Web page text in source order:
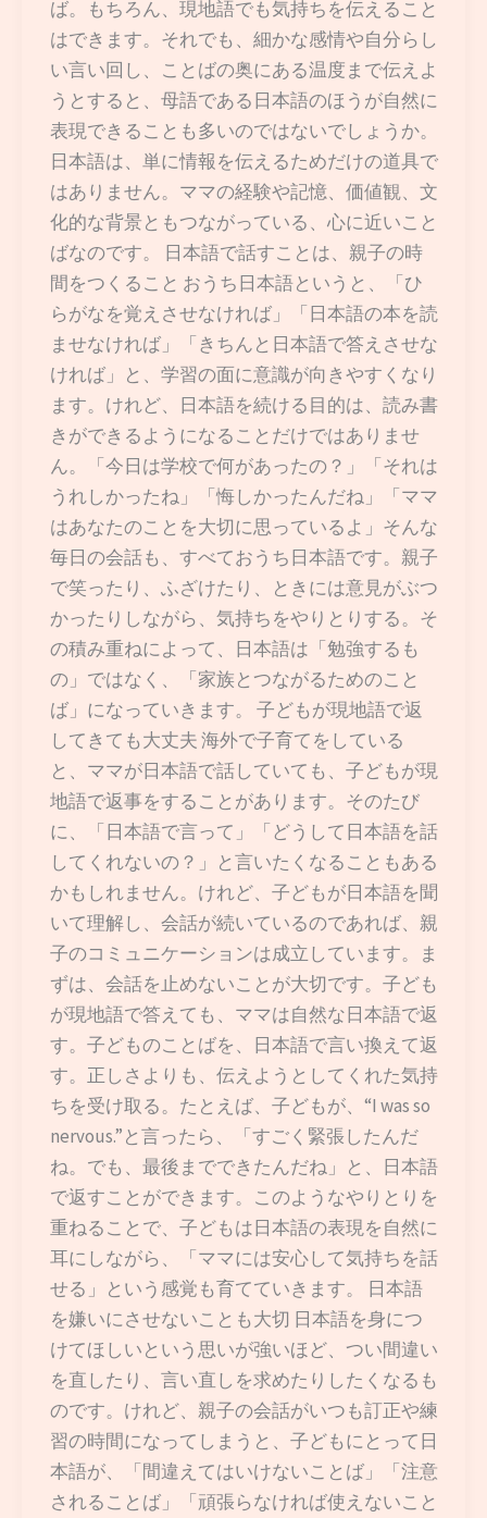
ば。もちろん、現地語でも気持ちを伝えること
はできます。それでも、細かな感情や自分らし
い言い回し、ことばの奥にある温度まで伝えよ
うとすると、母語である日本語のほうが自然に
表現できることも多いのではないでしょうか。
日本語は、単に情報を伝えるためだけの道具で
はありません。ママの経験や記憶、価値観、文
化的な背景ともつながっている、心に近いこと
ばなのです。 日本語で話すことは、親子の時
間をつくること おうち日本語というと、「ひ
らがなを覚えさせなければ」「日本語の本を読
ませなければ」「きちんと日本語で答えさせな
ければ」と、学習の面に意識が向きやすくなり
ます。けれど、日本語を続ける目的は、読み書
きができるようになることだけではありませ
ん。「今日は学校で何があったの？」「それは
うれしかったね」「悔しかったんだね」「ママ
はあなたのことを大切に思っているよ」そんな
毎日の会話も、すべておうち日本語です。親子
で笑ったり、ふざけたり、ときには意見がぶつ
かったりしながら、気持ちをやりとりする。そ
の積み重ねによって、日本語は「勉強するも
の」ではなく、「家族とつながるためのこと
ば」になっていきます。 子どもが現地語で返
してきても大丈夫 海外で子育てをしている
と、ママが日本語で話していても、子どもが現
地語で返事をすることがあります。そのたび
に、「日本語で言って」「どうして日本語を話
してくれないの？」と言いたくなることもある
かもしれません。けれど、子どもが日本語を聞
いて理解し、会話が続いているのであれば、親
子のコミュニケーションは成立しています。ま
ずは、会話を止めないことが大切です。子ども
が現地語で答えても、ママは自然な日本語で返
す。子どものことばを、日本語で言い換えて返
す。正しさよりも、伝えようとしてくれた気持
ちを受け取る。たとえば、子どもが、“I was so
nervous.”と言ったら、「すごく緊張したんだ
ね。でも、最後までできたんだね」と、日本語
で返すことができます。このようなやりとりを
重ねることで、子どもは日本語の表現を自然に
耳にしながら、「ママには安心して気持ちを話
せる」という感覚も育てていきます。 日本語
を嫌いにさせないことも大切 日本語を身につ
けてほしいという思いが強いほど、つい間違い
を直したり、言い直しを求めたりしたくなるも
のです。けれど、親子の会話がいつも訂正や練
習の時間になってしまうと、子どもにとって日
本語が、「間違えてはいけないことば」「注意
されることば」「頑張らなければ使えないこと